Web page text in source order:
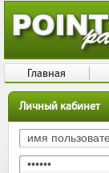
Личный кабинет
Главная